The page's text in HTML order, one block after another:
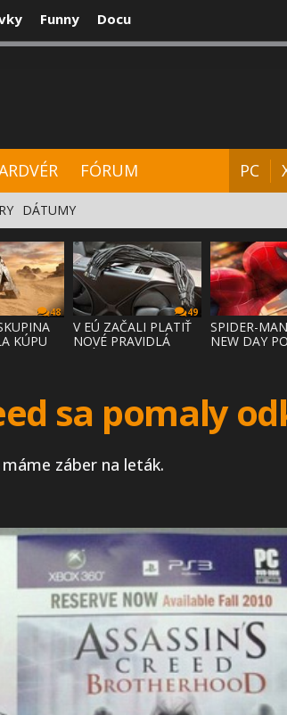
Funny Docu
FÓRUM PC
DÁTUMY
48
KÚPU
49
V EÚ ZAČALI PLATIŤ
NOVÉ PRAVIDLÁ
SPIDER-
NEW DAY
sa pomaly
záber na leták.